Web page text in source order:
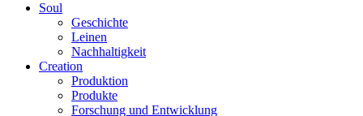
Soul
Geschichte
Leinen
Nachhaltigkeit
Creation
Produktion
Produkte
Forschung und Entwicklung